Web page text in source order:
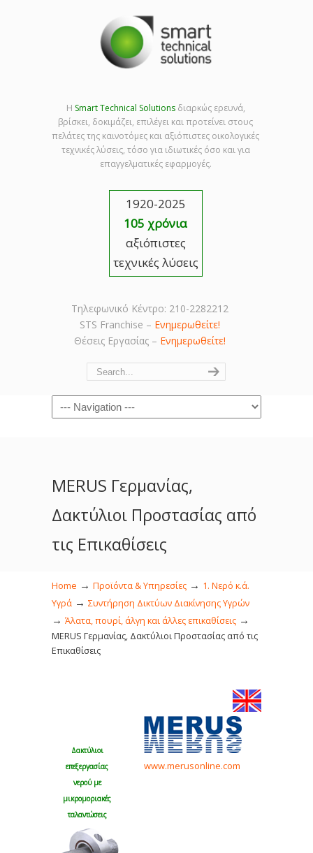
Η Smart Technical Solutionsδιαρκώς ερευνά,
βρίσκει, δοκιμάζει, επιλέγει και προτείνει στους
πελάτες της καινοτόμες και αξιόπιστες οικολογικές
τεχνικές λύσεις, τόσο για ιδιωτικές όσο και για
επαγγελματικές εφαρμογές.
1920-2025
105 χρόνια
αξιόπιστες
τεχνικές λύσεις
Τηλεφωνικό Κέντρο: 210-2282212
STS Franchise – Ενημερωθείτε!
Θέσεις Εργασίας – Ενημερωθείτε!
Navigation
MERUS Γερμανίας,
Δακτύλιοι Προστασίας από
τις Επικαθίσεις
Home → Προϊόντα & Υπηρεσίες → 1. Νερό κ.ά.
Υγρά → Συντήρηση Δικτύων Διακίνησης Υγρών
→ Άλατα, πουρί, άλγη και άλλες επικαθίσεις →
MERUS Γερμανίας, Δακτύλιοι Προστασίας από τις
Επικαθίσεις
Δακτύλιοι
επεξεργασίας
νερού με
μικρομοριακές
ταλαντώσεις
www.merusonline.com